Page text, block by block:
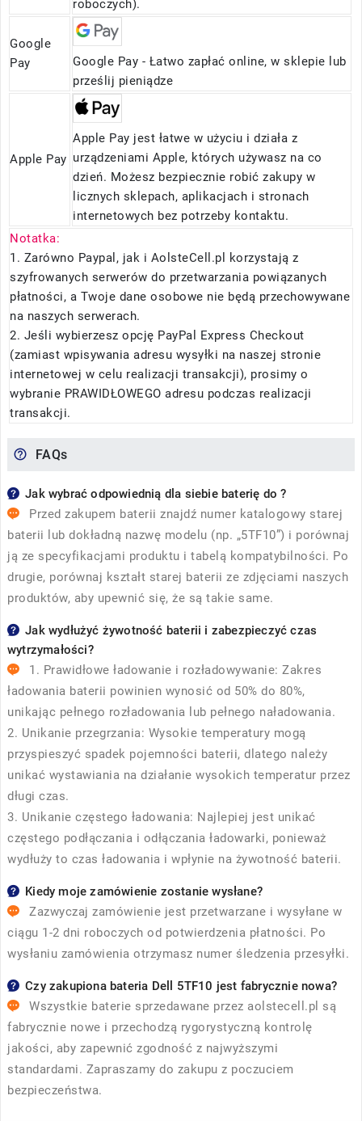
roboczych).
Google
Pay
Google Pay - Łatwo zapłać online, w sklepie lub
prześlij pieniądze
Apple Pay
Apple Pay jest łatwe w użyciu i działa z
urządzeniami Apple, których używasz na co
dzień. Możesz bezpiecznie robić zakupy w
licznych sklepach, aplikacjach i stronach
internetowych bez potrzeby kontaktu.
Notatka:
1. Zarówno Paypal, jak i AolsteCell.pl korzystają z
szyfrowanych serwerów do przetwarzania powiązanych
płatności, a Twoje dane osobowe nie będą przechowywane
na naszych serwerach.
2. Jeśli wybierzesz opcję PayPal Express Checkout
(zamiast wpisywania adresu wysyłki na naszej stronie
internetowej w celu realizacji transakcji), prosimy o
wybranie PRAWIDŁOWEGO adresu podczas realizacji
transakcji.
FAQs
Jak wybrać odpowiednią dla siebie baterię do ?
Przed zakupem baterii znajdź numer katalogowy starej
baterii lub dokładną nazwę modelu (np. „5TF10”) i porównaj
ją ze specyfikacjami produktu i tabelą kompatybilności. Po
drugie, porównaj kształt starej baterii ze zdjęciami naszych
produktów, aby upewnić się, że są takie same.
Jak wydłużyć żywotność baterii i zabezpieczyć czas
wytrzymałości?
1. Prawidłowe ładowanie i rozładowywanie: Zakres
ładowania baterii powinien wynosić od 50% do 80%,
unikając pełnego rozładowania lub pełnego naładowania.
2. Unikanie przegrzania: Wysokie temperatury mogą
przyspieszyć spadek pojemności baterii, dlatego należy
unikać wystawiania na działanie wysokich temperatur przez
długi czas.
3. Unikanie częstego ładowania: Najlepiej jest unikać
częstego podłączania i odłączania ładowarki, ponieważ
wydłuży to czas ładowania i wpłynie na żywotność baterii.
Kiedy moje zamówienie zostanie wysłane?
Zazwyczaj zamówienie jest przetwarzane i wysyłane w
ciągu 1-2 dni roboczych od potwierdzenia płatności. Po
wysłaniu zamówienia otrzymasz numer śledzenia przesyłki.
Czy zakupiona bateria Dell 5TF10 jest fabrycznie nowa?
Wszystkie baterie sprzedawane przez aolstecell.pl są
fabrycznie nowe i przechodzą rygorystyczną kontrolę
jakości, aby zapewnić zgodność z najwyższymi
standardami. Zapraszamy do zakupu z poczuciem
bezpieczeństwa.